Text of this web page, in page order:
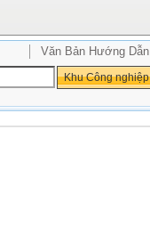
Văn Bản Hướng Dẫn